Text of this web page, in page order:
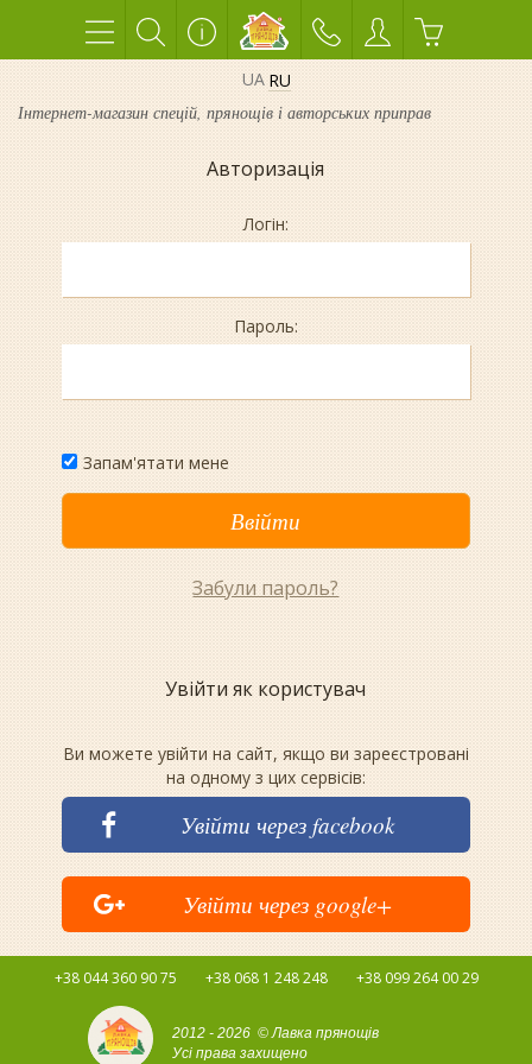
UA RU
Інтернет-магазин спецій, прянощів і авторських приправ
Авторизація
Логін:
Пароль:
Запам'ятати мене
Забули пароль?
Увійти як користувач
Ви можете увійти на сайт, якщо ви зареєстровані
на одному з цих сервісів:
Увійти через facebook
Увійти через google+
+38 044 360 90 75 +38 068 1 248 248 +38 099 264 00 29
2012 - 2026 © Лавка прянощів
Усі права захищено